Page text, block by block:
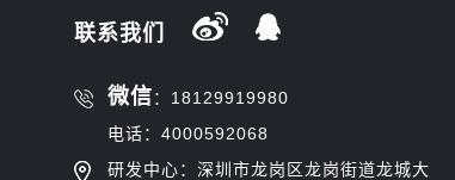
联系我们
微信：18129919980
电话：4000592068
研发中心：深圳市龙岗区龙岗街道龙城大